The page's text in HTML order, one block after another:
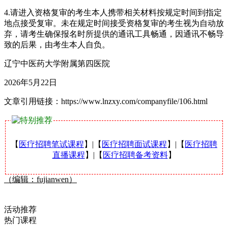
4.请进入资格复审的考生本人携带相关材料按规定时间到指定
地点接受复审。未在规定时间接受资格复审的考生视为自动放
弃，请考生确保报名时所提供的通讯工具畅通，因通讯不畅导
致的后果，由考生本人自负。
辽宁中医药大学附属第四医院
2026年5月22日
文章引用链接：https://www.lnzxy.com/companyfile/106.html
【 医疗招聘笔试课程 】|【 医疗招聘面试课程 】|【 医疗招聘
直播课程 】|【 医疗招聘备考资料】
（编辑：fujianwen）
活动推荐
热门课程